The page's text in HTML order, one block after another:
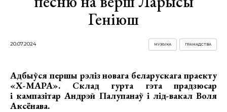
Геніюш
20.07.2024 ГРАМАДСТВА
МУЗЫКА
Адбыўся першы рэліз новага беларускага праекту
«Х-МАРА». Склад гурта гэта прадзюсар
і кампазітар Андрэй Палупанаў і лід-вакал Воля
Аксёнава.